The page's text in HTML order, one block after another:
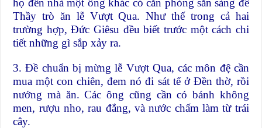
họ đến nhà một ông khác có căn phòng sẵn sàng để
Thầy trò ăn lễ Vượt Qua. Như thế trong cả hai
trường hợp, Đức Giêsu đều biết trước một cách chi
tiết những gì sắp xảy ra.
3. Đề chuẩn bị mừng lễ Vượt Qua, các môn đệ cần
mua một con chiên, đem nó đi sát tế ở Đền thờ, rồi
nướng mà ăn. Các ông cũng cần có bánh không
men, rượu nho, rau đắng, và nước chấm làm từ trái
cây.